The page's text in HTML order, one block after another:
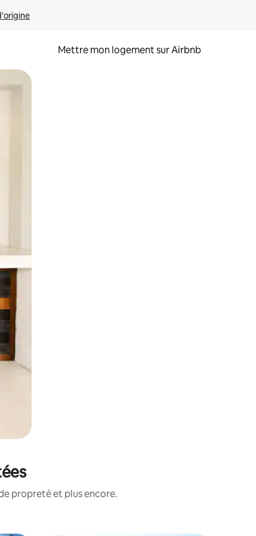
Mettre mon logement sur Airbnb
glisser.
propreté et plus encore.